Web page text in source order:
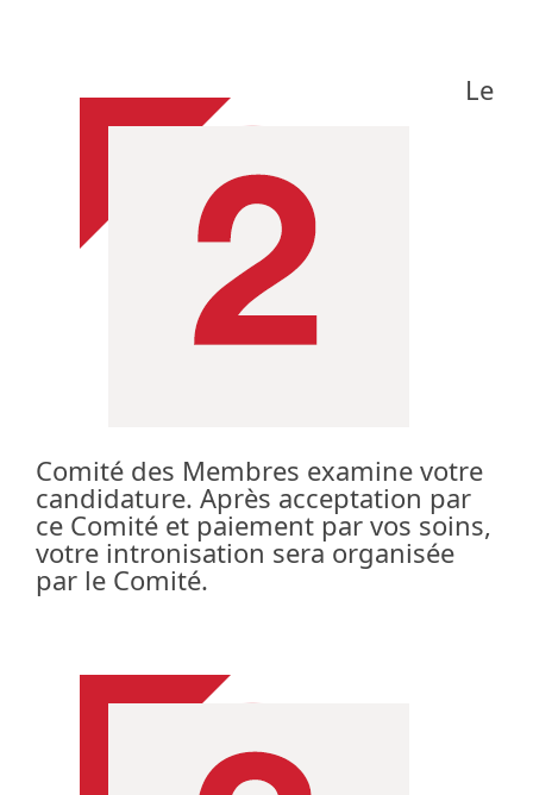
Le
Comité des Membres examine votre
candidature. Après acceptation par
ce Comité et paiement par vos soins,
votre intronisation sera organisée
par le Comité.